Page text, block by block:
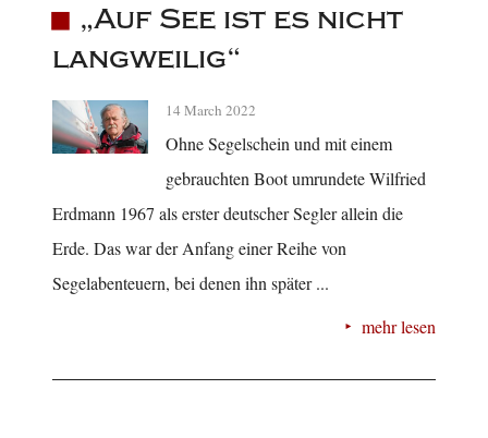
„Auf See ist es nicht
langweilig“
14 March 2022
Ohne Segelschein und mit einem
gebrauchten Boot umrundete Wilfried
Erdmann 1967 als erster deutscher Segler allein die
Erde. Das war der Anfang einer Reihe von
Segelabenteuern, bei denen ihn später ...
mehr lesen